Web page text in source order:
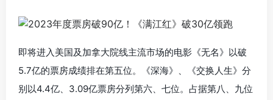
即将进入美国及加拿大院线主流市场的电影《无名》以破
5.7亿的票房成绩排在第五位。《深海》、《交换人生》分
别以4.4亿、3.09亿票房分列第六、七位。占据第八、九位